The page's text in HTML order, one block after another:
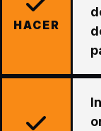
HACER